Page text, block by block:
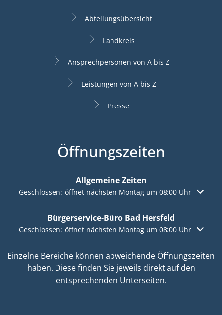
Abteilungsübersicht
Landkreis
Ansprechpersonen von A bis Z
Leistungen von A bis Z
Presse
Öffnungszeiten
Allgemeine Zeiten
Klicken, um weitere Öffnungs- oder Schließzeiten
Geschlossen: öffnet nächsten Montag um 08:00 Uhr
Bürgerservice-Büro Bad Hersfeld
Klicken, um weitere Öffnungs- oder Schließzeiten
Geschlossen: öffnet nächsten Montag um 08:00 Uhr
Einzelne Bereiche können abweichende Öffnungszeiten
haben. Diese finden Sie jeweils direkt auf den
entsprechenden Unterseiten.